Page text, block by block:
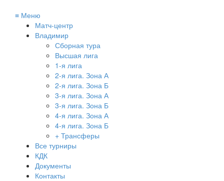
≡ Меню
Матч-центр
Владимир
Сборная тура
Высшая лига
1-я лига
2-я лига. Зона А
2-я лига. Зона Б
3-я лига. Зона А
3-я лига. Зона Б
4-я лига. Зона А
4-я лига. Зона Б
+ Трансферы
Все турниры
КДК
Документы
Контакты